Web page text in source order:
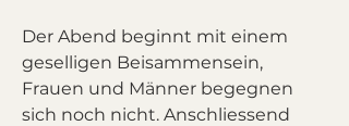
Der Abend beginnt mit einem
geselligen Beisammensein,
Frauen und Männer begegnen
sich noch nicht. Anschliessend